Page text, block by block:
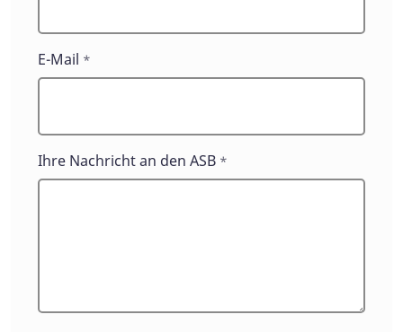
E-Mail *
Ihre Nachricht an den ASB *